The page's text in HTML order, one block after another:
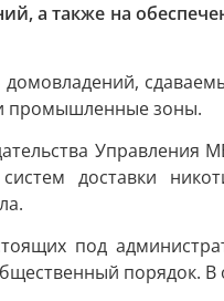
а также на
промышленные зоны.
доставки
под
порядок. В